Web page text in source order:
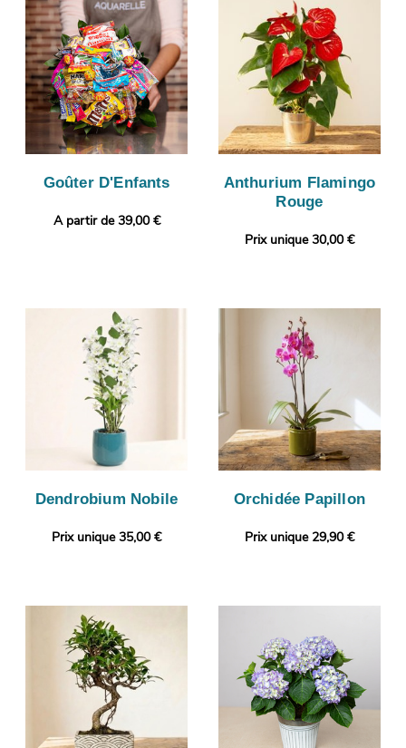
Goûter D'Enfants
A partir de 39,00 €
Anthurium Flamingo
Rouge
Prix unique 30,00 €
Dendrobium Nobile
Prix unique 35,00 €
Orchidée Papillon
Prix unique 29,90 €